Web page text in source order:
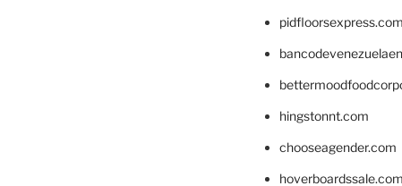
pidfloorsexpress.com
hingstonnt.com
chooseagender.com
hoverboardssale.com